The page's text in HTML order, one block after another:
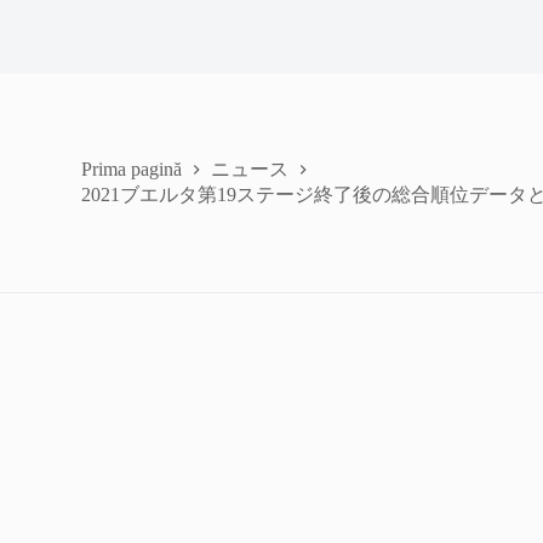
Prima pagină
ニュース
2021ブエルタ第19ステージ終了後の総合順位データ